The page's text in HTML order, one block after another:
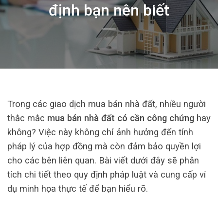
định bạn nên biết
Trong các giao dịch mua bán nhà đất, nhiều người
thắc mắc mua bán nhà đất có cần công chứng hay
không? Việc này không chỉ ảnh hưởng đến tính
pháp lý của hợp đồng mà còn đảm bảo quyền lợi
cho các bên liên quan. Bài viết dưới đây sẽ phân
tích chi tiết theo quy định pháp luật và cung cấp ví
dụ minh họa thực tế để bạn hiểu rõ.